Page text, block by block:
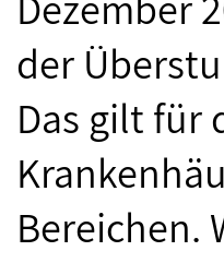
der
Das gilt für
Bereichen.